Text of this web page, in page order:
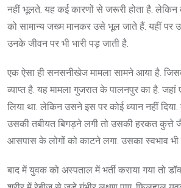
नहीं भूलते. यह कई कारणों से जरूरी होता है.
को सामान्य जख्म मानकर उसे भूल जाते हैं. यहीं पर
उनके जीवन पर भी भारी पड़ जाती है.
एक ऐसा ही सनसनीखेज मामला सामने आया है.
व्याप्त है. यह मामला गुजरात के पालनपुर का है.
लिया था. लेकिन उसने इस पर कोई ध्यान नहीं
उसकी तबीयत बिगड़ने लगी तो उसकी हरकत कुत्ते
आसपास के लोगों को काटने लगा. उसका स्वभाव
बाद में युवक को अस्पताल में भर्ती कराया गया तो